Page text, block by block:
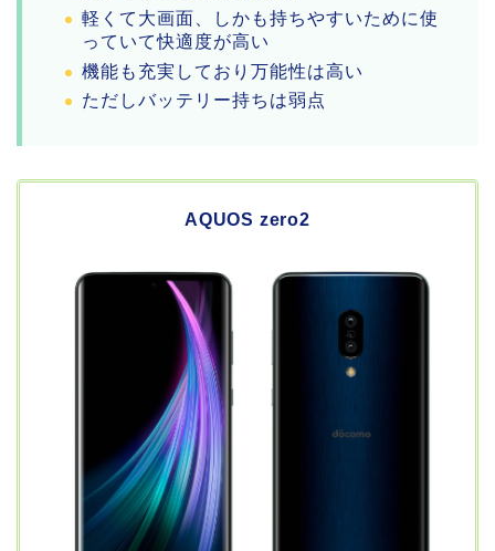
軽くて大画面、しかも持ちやすいために使
っていて快適度が高い
機能も充実しており万能性は高い
ただしバッテリー持ちは弱点
AQUOS zero2